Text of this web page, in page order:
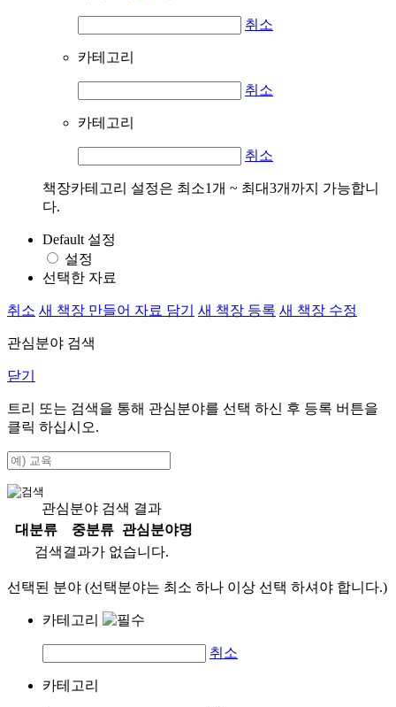
취소
카테고리
취소
카테고리
취소
책장카테고리 설정은 최소1개 ~ 최대3개까지 가능합니
다.
Default 설정
설정
선택한 자료
취소 새 책장 만들어 자료 담기 새 책장 등록 새 책장 수정
관심분야 검색
닫기
트리 또는 검색을 통해 관심분야를 선택 하신 후 등록 버튼을
클릭 하십시오.
관심분야 검색 결과
대분류
중분류
관심분야명
검색결과가 없습니다.
선택된 분야 (선택분야는 최소 하나 이상 선택 하셔야 합니다.)
카테고리
취소
카테고리